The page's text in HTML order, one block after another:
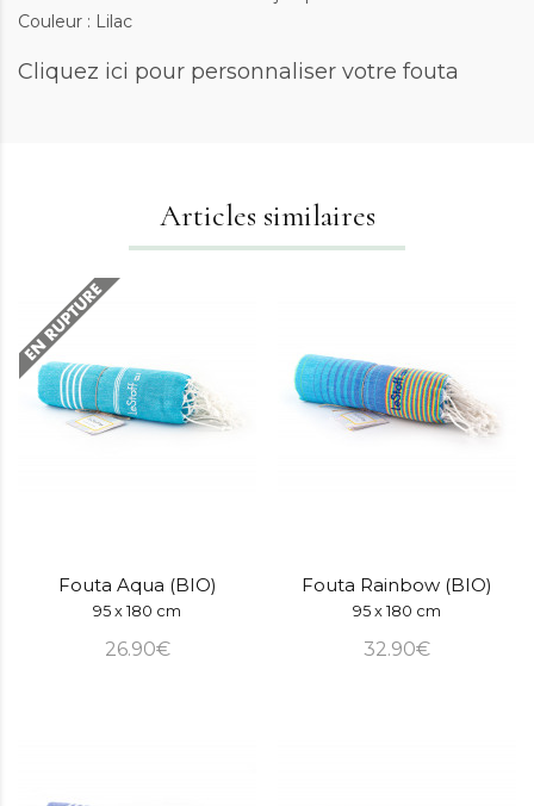
Couleur : Lilac
Cliquez ici pour personnaliser votre fouta
Articles similaires
Fouta Aqua (BIO)
95 x 180 cm
26.90€
Fouta Rainbow (BIO)
95 x 180 cm
32.90€